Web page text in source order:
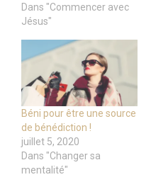
Dans "Commencer avec
Jésus"
Béni pour être une source
de bénédiction !
juillet 5, 2020
Dans "Changer sa
mentalité"